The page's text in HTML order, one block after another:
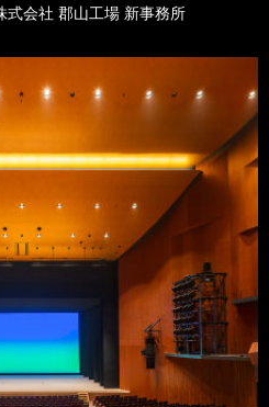
式会社 郡山工場 新事務所